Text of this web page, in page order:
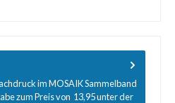
im MOSAIK Sammelband
zum Preis von  13,95 unter der